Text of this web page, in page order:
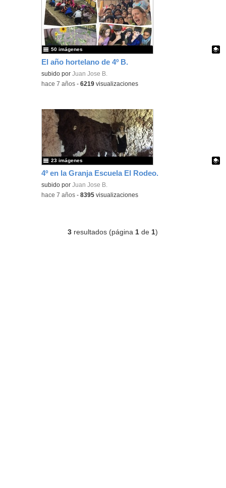
El año hortelano de 4º B.
Contenido educativo.
subido porJuan Jose B.
50 imágenes
-hace 7 años -6219 visualizaciones
4º en la Granja Escuela El Rodeo.
Contenido educativo.
subido porJuan Jose B.
23 imágenes
-hace 7 años -8395 visualizaciones
3 resultados (página 1 de 1)